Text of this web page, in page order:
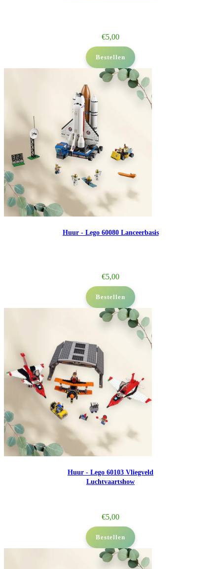
€5,00
Bestellen
Huur - Lego 60080 Lanceerbasis
€5,00
Bestellen
Huur - Lego 60103 Vliegveld
Luchtvaartshow
€5,00
Bestellen